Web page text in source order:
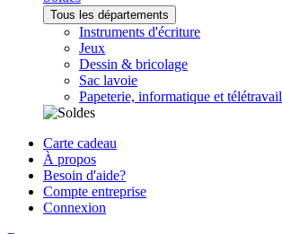
Tous les départements
Instruments d'écriture
Jeux
Dessin & bricolage
Sac lavoie
Papeterie, informatique et télétravail
Carte cadeau
À propos
Besoin d'aide?
Compte entreprise
Connexion